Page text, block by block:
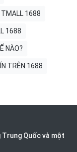
TMALL 1688
1688
NÀO?
TRÊN 1688
Trung Quốc và một